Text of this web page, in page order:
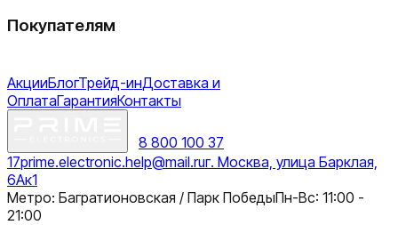
Покупателям
АкцииБлогТрейд-инДоставка и
ОплатаГарантияКонтакты
8 800 100 37
17prime.electronic.help@mail.ruг. Москва, улица Барклая,
6Ак1
Метро: Багратионовская / Парк ПобедыПн-Вс: 11:00 -
21:00